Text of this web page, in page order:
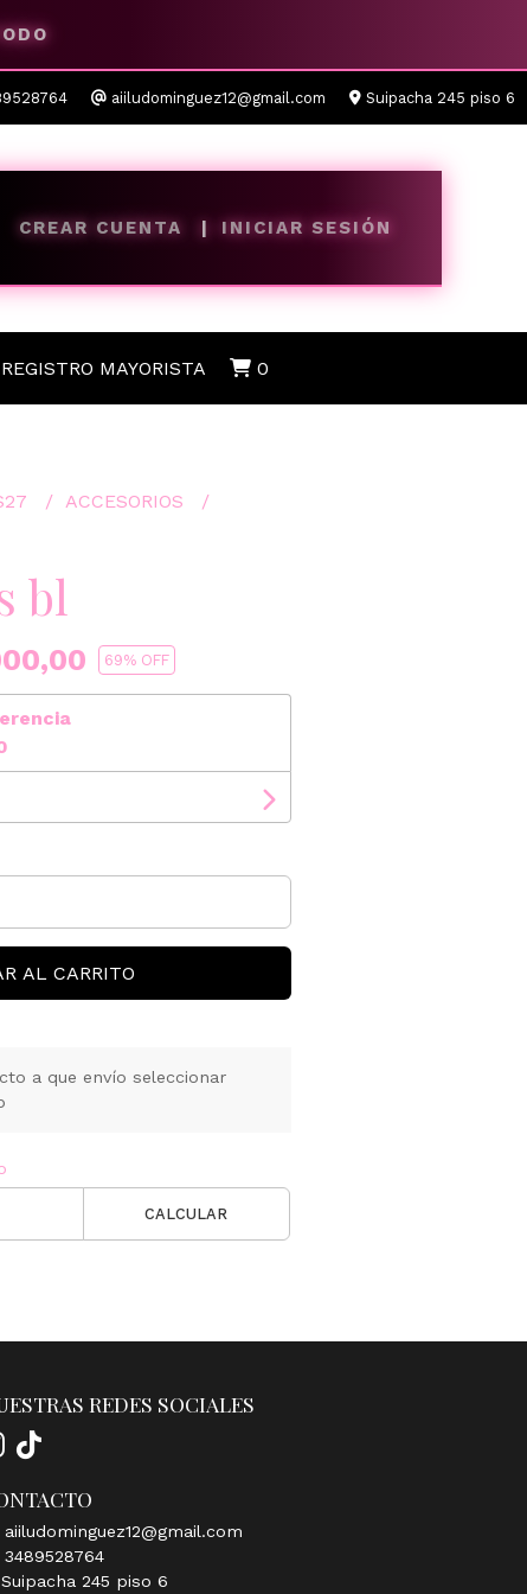
aiiludominguez12@gmail.com Suipacha 245 piso 6
CREAR CUENTA INICIAR SESIÓN
REGISTRO MAYORISTA 0
ACCESORIOS
bl
69% OFF
AL CARRITO
a que envío seleccionar
CALCULAR
REDES SOCIALES
aiiludominguez12@gmail.com
3489528764
Suipacha 245 piso 6